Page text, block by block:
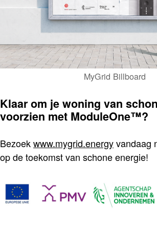
MyGrid Billboard
Klaar om je woning van
voorzien met ModuleOne™?
Bezoekwww.mygrid.energyvandaag
op de toekomst van schone energie!